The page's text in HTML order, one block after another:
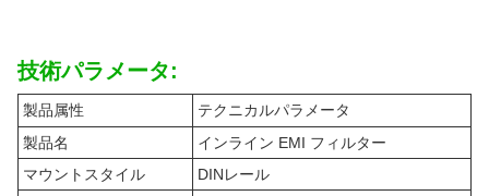
技術パラメータ:
製品属性
テクニカルパラメータ
製品名
インライン EMI フィルター
マウントスタイル
DINレール